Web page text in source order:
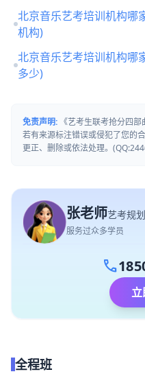
北京音乐艺考培训机构哪
机构)
北京音乐艺考培训机构哪
多少)
免责声明: 《艺考生联考抢分四
若有来源标注错误或侵犯了您的
更正、删除或依法处理。
张老师艺考规
服务过众多学员
call
全程班